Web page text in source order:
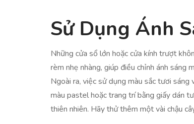
Sử Dụng Ánh
Những cửa sổ lớn hoặc cửa kính trượt
rèm nhẹ nhàng, giúp điều chỉnh ánh sáng
Ngoài ra, việc sử dụng màu sắc tươi
màu pastel hoặc trang trí bằng giấy dán
thiên nhiên. Hãy thử thêm một vài chậu